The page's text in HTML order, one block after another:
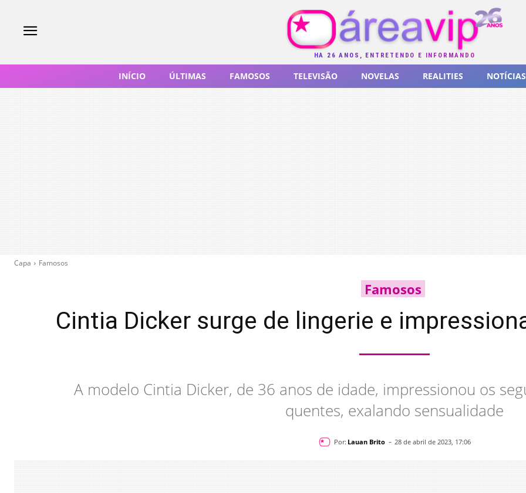
HÁ 26 ANOS, ENTRETENDO E INFORMANDO
INÍCIO ÚLTIMAS FAMOSOS TELEVISÃO NOVELAS REALITIES NOTÍCIAS
Capa Famosos
Famosos
Cintia Dicker surge de lingerie e
A modelo Cintia Dicker, de 36 anos de idade, impressionou os
quentes, exalando sensualidade
Por: Lauan Brito - 28 de abril de 2023, 17:06